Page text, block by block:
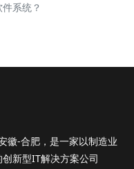
系统？
徽-合肥，是一家以制造业
新型IT解决方案公司